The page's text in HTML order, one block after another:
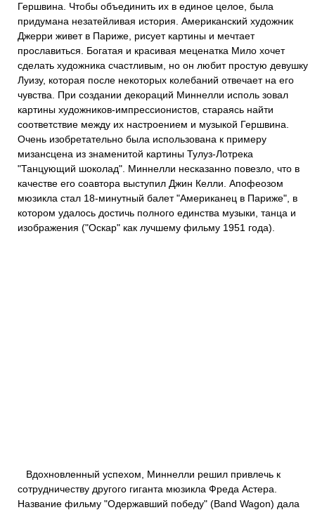
Гершвина. Чтобы объединить их в единое целое, была
придумана незатейливая история. Американский художник
Джерри живет в Париже, рисует картины и мечтает
прославиться. Богатая и красивая меценатка Мило хочет
сделать художника счастливым, но он любит простую девушку
Луизу, которая после некоторых колебаний отвечает на его
чувства. При создании декораций Миннелли исполь зовал
картины художников-импрессионистов, стараясь найти
соответствие между их настроением и музыкой Гершвина.
Очень изобретательно была использована к примеру
мизансцена из знаменитой картины Тулуз-Лотрека
"Танцующий шоколад". Миннелли несказанно повезло, что в
качестве его соавтора выступил Джин Келли. Апофеозом
мюзикла стал 18-минутный балет "Американец в Париже", в
котором удалось достичь полного единства музыки, танца и
изображения ("Оскар" как лучшему фильму 1951 года).
Вдохновленный успехом, Миннелли решил привлечь к
сотрудничеству другого гиганта мюзикла Фреда Астера.
Название фильму "Одержавший победу" (Band Wagon) дала